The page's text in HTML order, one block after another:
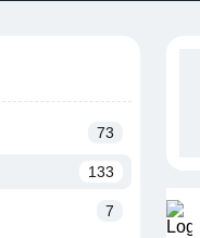
73
133
7